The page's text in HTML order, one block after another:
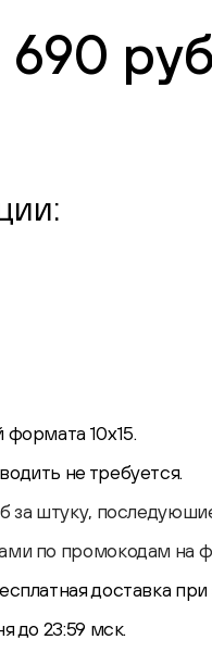
690
10х15.
не требуется.
за штуку,
по промокодам на
доставка
до 23:59 мск.